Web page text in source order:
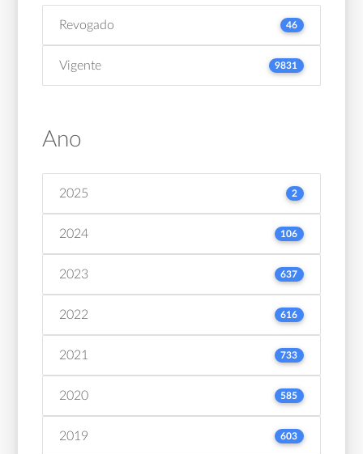
Revogado 46
Vigente 9831
Ano
2025 2
2024 106
2023 637
2022 616
2021 733
2020 585
2019 603